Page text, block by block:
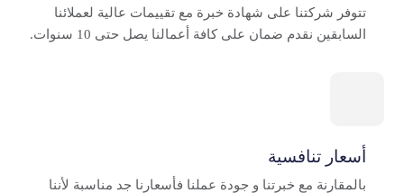
تتوفر شركتنا على شهادة خبرة مع تقييمات عالية لعملائنا
السابقين نقدم ضمان على كافة أعمالنا يصل حتى 10 سنوات.
أسعار تنافسية
بالمقارنة مع خبرتنا و جودة عملنا فأسعارنا جد مناسبة لأننا